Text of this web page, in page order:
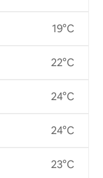
19°C
22°C
24°C
24°C
23°C